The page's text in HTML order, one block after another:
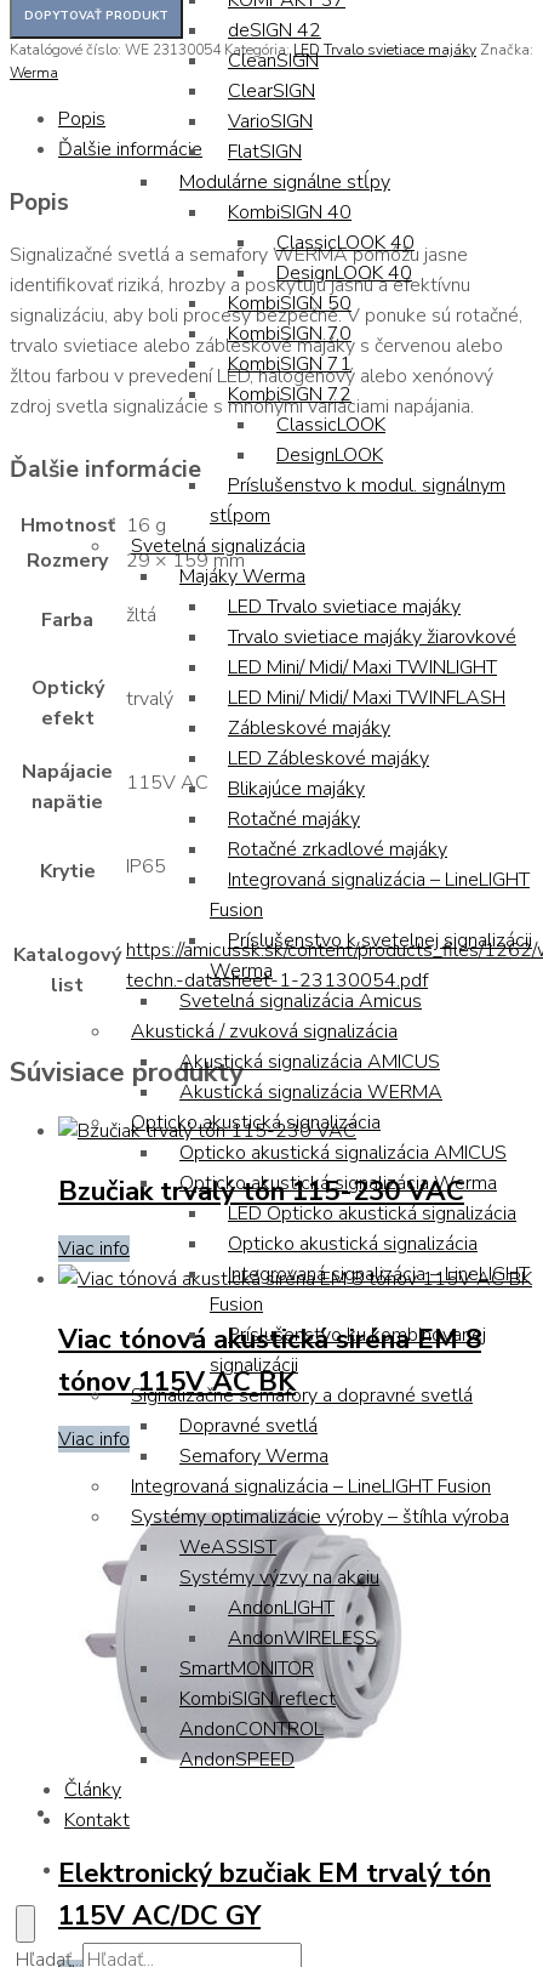
deSIGN 42
CleanSIGN
ClearSIGN
VarioSIGN
FlatSIGN
Modulárne signálne stĺpy
KombiSIGN 40
ClassicLOOK 40
DesignLOOK 40
KombiSIGN 50
KombiSIGN 70
KombiSIGN 71
KombiSIGN 72
ClassicLOOK
DesignLOOK
Príslušenstvo k modul. signálnym
stĺpom
Svetelná signalizácia
Majáky Werma
LED Trvalo svietiace majáky
Trvalo svietiace majáky žiarovkové
LED Mini/ Midi/ Maxi TWINLIGHT
LED Mini/ Midi/ Maxi TWINFLASH
Zábleskové majáky
LED Zábleskové majáky
Blikajúce majáky
Rotačné majáky
Rotačné zrkadlové majáky
Integrovaná signalizácia – LineLIGHT
Fusion
Príslušenstvo k svetelnej signalizácii
Werma
Svetelná signalizácia Amicus
Akustická / zvuková signalizácia
Akustická signalizácia AMICUS
Akustická signalizácia WERMA
Opticko akustická signalizácia
Opticko akustická signalizácia AMICUS
Opticko akustická signalizácia Werma
LED Opticko akustická signalizácia
Opticko akustická signalizácia
Integrovaná signalizácia – LineLIGHT
Fusion
Príslušenstvo ku kombinovanej
signalizácii
Signalizačné semafory a dopravné svetlá
Dopravné svetlá
Semafory Werma
Integrovaná signalizácia – LineLIGHT Fusion
Systémy optimalizácie výroby – štíhla výroba
WeASSIST
Systémy výzvy na akciu
AndonLIGHT
AndonWIRELESS
SmartMONITOR
KombiSIGN reflect
AndonCONTROL
AndonSPEED
Články
Kontakt
Hľadať...
Katalógové číslo: WE 23130054 Kategória:LED Trvalo svietiace majáky Značka:
Werma
Popis
Ďalšie informácie
Popis
Signalizačné svetlá a semafory WERMA pomôžu jasne
identifikovať riziká, hrozby a poskytujú jasnú a efektívnu
signalizáciu, aby boli procesy bezpečné. V ponuke sú rotačné,
trvalo svietiace alebo zábleskové majáky s červenou alebo
žltou farbou v prevedení LED, halogénový alebo xenónový
zdroj svetla signalizácie s mnohými variáciami napájania.
Ďalšie informácie
Hmotnosť 16 g
Rozmery
29 × 159 mm
Farba žltá
Optický
efekt
trvalý
Napájacie
napätie
115V AC
Krytie IP65
Katalogový
list
https://amicussk.sk/content/products_files/
techn.-datasheet-1-23130054.pdf
Súvisiace produkty
Bzučiak trvalý tón 115-230 VAC
Viac info
Viac tónová akustická siréna EM 8
tónov 115V AC BK
Viac info
Elektronický bzučiak EM trvalý tón
115V AC/DC GY